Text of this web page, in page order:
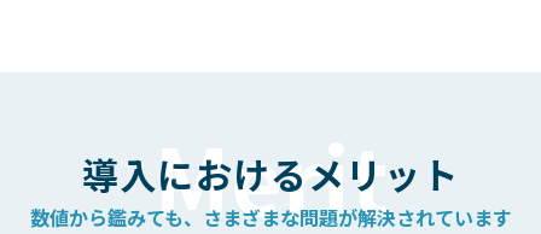
導入におけるメリット
数値から鑑みても、 さまざまな問題が解決されています